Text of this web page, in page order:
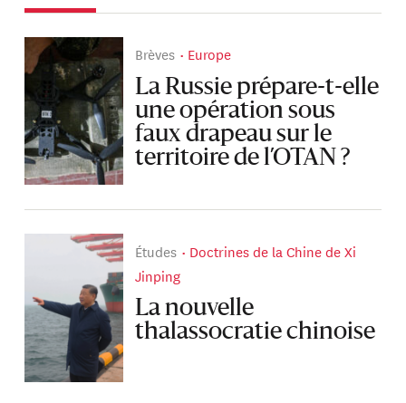
Brèves Europe
La Russie prépare-t-elle
une opération sous
faux drapeau sur le
territoire de l’OTAN ?
Études
Doctrines de la Chine de Xi
Jinping
La nouvelle
thalassocratie chinoise